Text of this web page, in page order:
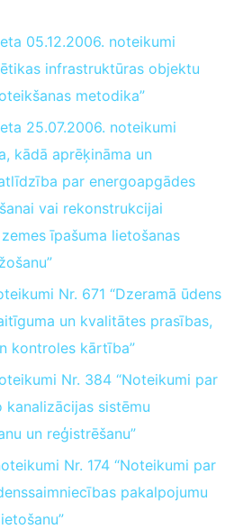
05.12.2006. noteikumi
infrastruktūras objektu
metodika”
25.07.2006. noteikumi
kādā aprēķināma un
par energoapgādes
vai rekonstrukcijai
īpašuma lietošanas
Nr. 671 “Dzeramā ūdens
un kvalitātes prasības,
kontroles kārtība”
Nr. 384 “Noteikumi par
sistēmu
un reģistrēšanu”
Nr. 174 “Noteikumi par
pakalpojumu